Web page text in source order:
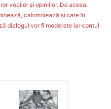
vocilor şi opiniilor. De aceea,
calomniează şi care în
dialogul vor fi moderate iar contul